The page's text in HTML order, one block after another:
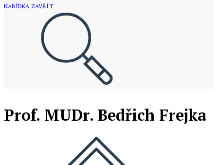
NABÍDKA ZAVŘÍT
Prof. MUDr. Bedřich Frejka